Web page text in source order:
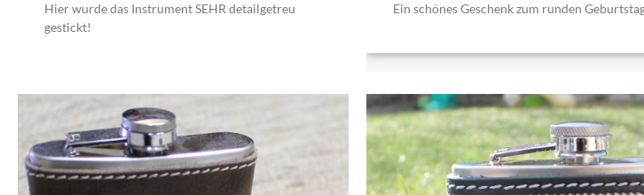
Hier wurde das Instrument SEHR detailgetreu
gestickt!
Ein schönes Geschenk zum runden